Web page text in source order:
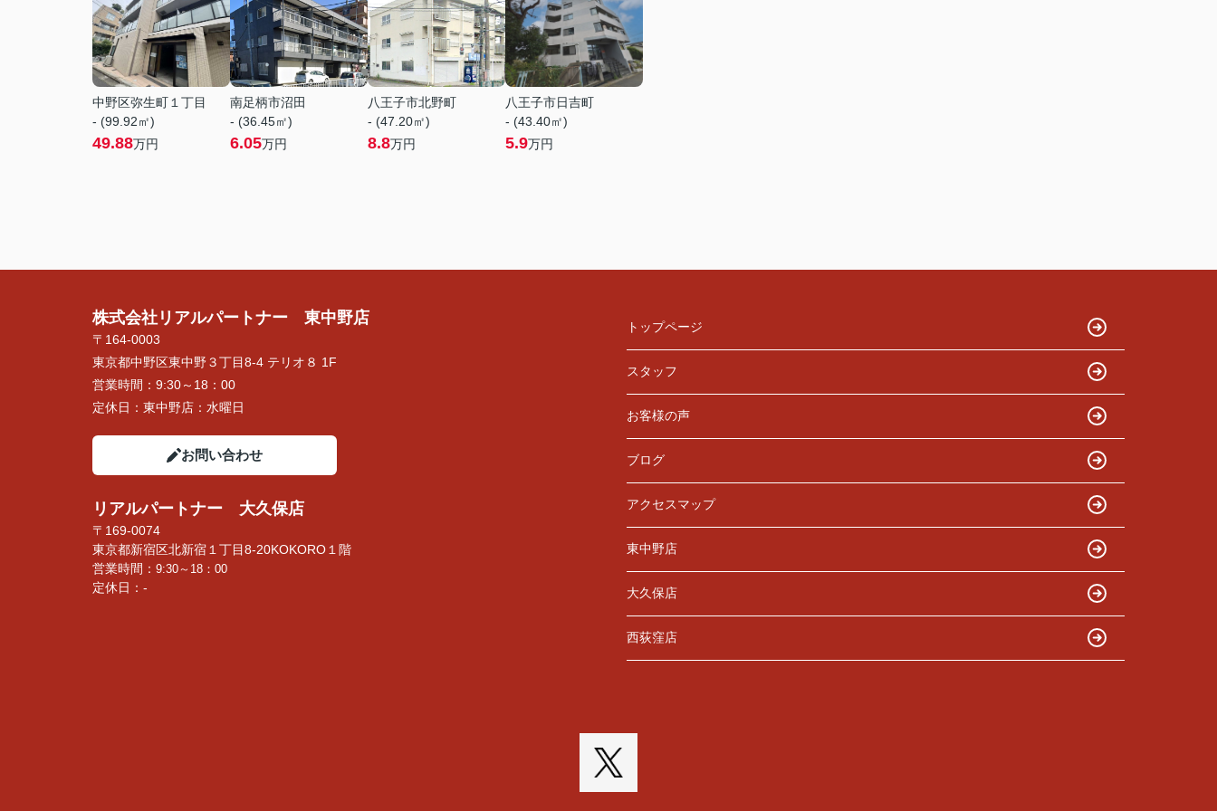
中野区弥生町１丁目
- (99.92㎡)
49.88万円
南足柄市沼田
- (36.45㎡)
6.05万円
八王子市北野町
- (47.20㎡)
8.8万円
八王子市日吉町
- (43.40㎡)
5.9万円
株式会社リアルパートナー 東中野店
〒164-0003
東京都中野区東中野３丁目8-4 テリオ８ 1F
営業時間： 9:30～18：00
定休日： 東中野店：水曜日
お問い合わせ
リアルパートナー 大久保店
〒169-0074
東京都新宿区北新宿１丁目8-20KOKORO１階
営業時間： 9:30～18：00
定休日：-
トップページ
スタッフ
お客様の声
ブログ
アクセスマップ
東中野店
大久保店
西荻窪店